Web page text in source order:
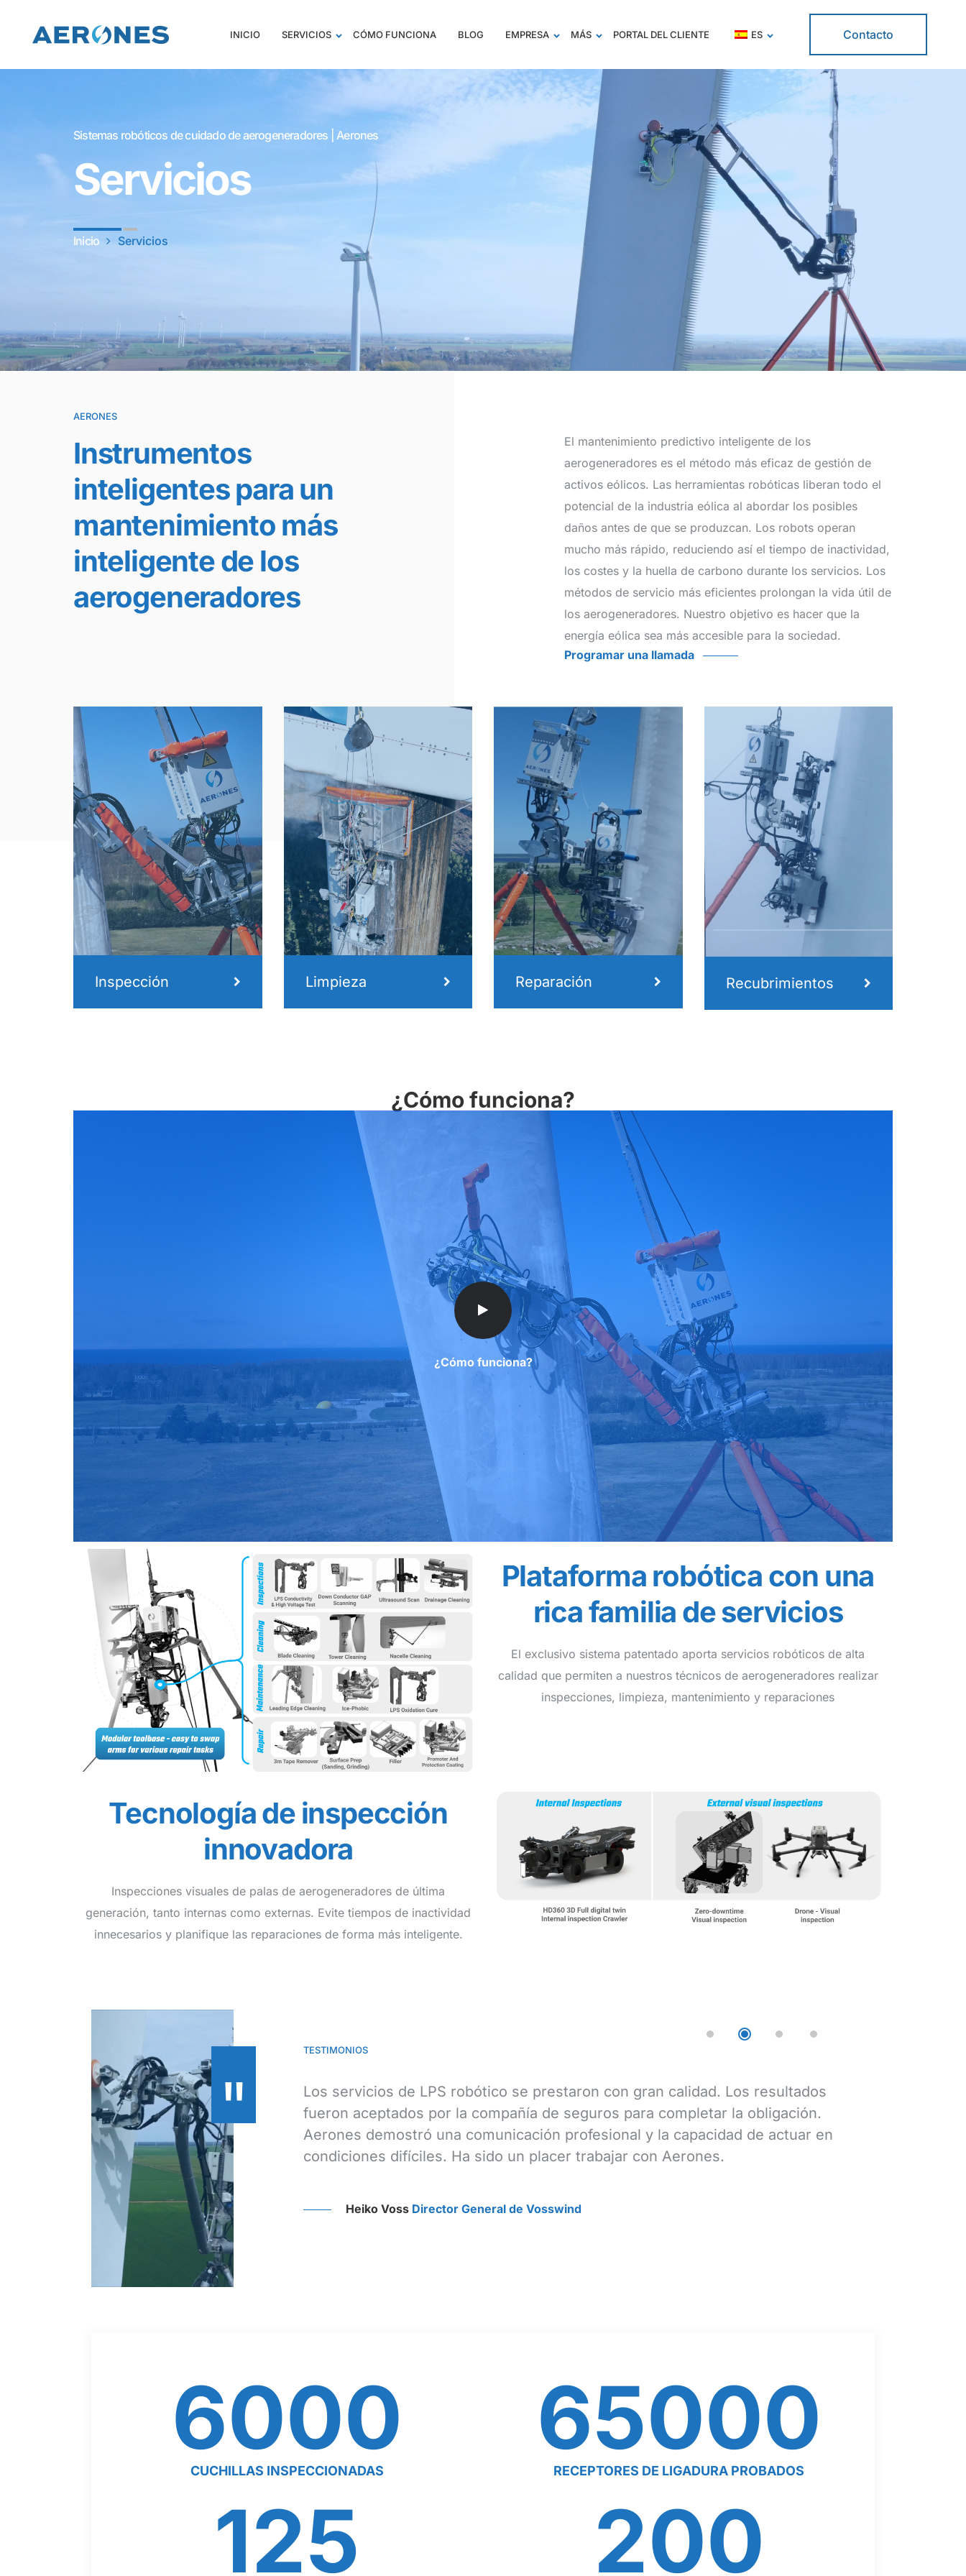
INICIO SERVICIOS CÓMO FUNCIONA BLOG EMPRESA MÁS PORTAL DEL CLIENTE ES Contacto
Sistemas robóticos de cuidado de aerogeneradores | Aerones
Servicios
Inicio Servicios
AERONES
Instrumentos
inteligentespara un
mantenimiento más
inteligente de los
aerogeneradores
El mantenimiento predictivo inteligente de los
aerogeneradores es el método más eficaz de gestión de
activos eólicos. Las herramientas robóticas liberan todo el
potencial de la industria eólica al abordar los posibles
daños antes de que se produzcan. Los robots operan
mucho más rápido, reduciendo así el tiempo de inactividad,
los costes y la huella de carbono durante los servicios. Los
métodos de servicio más eficientes prolongan la vida útil de
los aerogeneradores. Nuestro objetivo es hacer que la
energía eólica sea más accesible para la sociedad.
Programar una llamada
Inspección Limpieza Reparación Recubrimientos
¿Cómo funciona?
¿Cómo funciona?
Plataforma robótica con una
rica familia de servicios
El exclusivo sistema patentado aporta servicios robóticos de alta
calidad que permiten a nuestros técnicos de aerogeneradores realizar
inspecciones, limpieza, mantenimiento y reparaciones
Tecnología de inspección
innovadora
Inspecciones visuales de palas de aerogeneradores de última
generación, tanto internas como externas. Evite tiempos de inactividad
innecesarios y planifique las reparaciones de forma más inteligente.
"
TESTIMONIOS
actividades de mantenimiento para
y mejorar los resultados. El
de Aerones en la inspección
en las plantas eólicas de Red Dirt y
Aerones se probó en 14 unidades
Ranch. Fue un éxito operativo y
de innovación eólica en Enel Green Power
Los servicios de LPS robótico se prestaron con gran calidad. Los resultados
fueron aceptados por la compañía de seguros para completar la obligación.
Aerones demostró una comunicación profesional y la capacidad de actuar en
condiciones difíciles. Ha sido un placer trabajar con Aerones.
Heiko Voss Director General de Vosswind
6000
CUCHILLAS INSPECCIONADAS
65000
RECEPTORES DE LIGADURA PROBADOS
125 200